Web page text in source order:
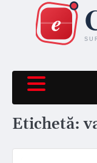
content
Etichetă: